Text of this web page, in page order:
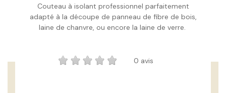
Acheter
Couteau à isolant professionnel parfaitement
adapté à la découpe de panneau de fibre de bois,
laine de chanvre, ou encore la laine de verre.
0 avis